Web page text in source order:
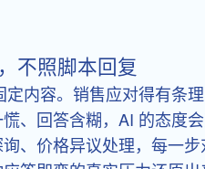
不照脚本回复
内容。销售应对得有条
、回答含糊，AI 的态度
、价格异议处理，每一